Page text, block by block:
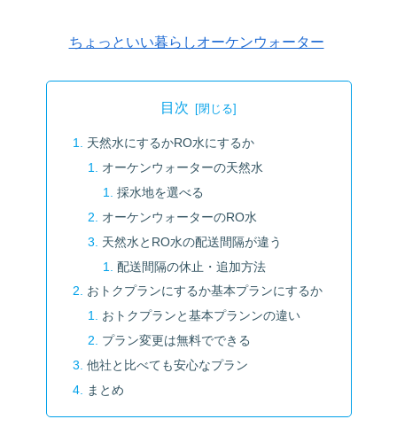
ちょっといい暮らしオーケンウォーター
目次
天然水にするかRO水にするか
オーケンウォーターの天然水
採水地を選べる
オーケンウォーターのRO水
天然水とRO水の配送間隔が違う
配送間隔の休止・追加方法
おトクプランにするか基本プランにするか
おトクプランと基本プランンの違い
プラン変更は無料でできる
他社と比べても安心なプラン
まとめ